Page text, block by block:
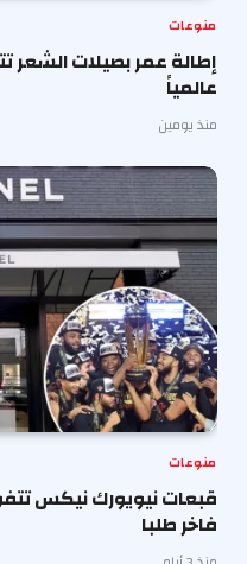
منوعات
إطالة عمر بصيلات الشعر
عالمياً
منذ يومين
منوعات
قبعات نيويورك نيكس
فاخر طلبا